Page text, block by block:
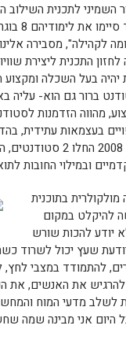
לתכנית השילוב
לקהילה", מסבירה
התכנית ליצירת
בעל השכלה ומקצוע
ברור גם הוא- עליה
מהווה הזדמנות
בעצמאות עתידית,
ובמילוי החובות
מולקולרית בתוכנית
להיקלט במקום
יודע להכות שורש
שעץ יכול לשרוד
להתמודד במצבי לחץ,
את האנשים, את
לשלב מדעי המוח
היום אני מבינה שמה